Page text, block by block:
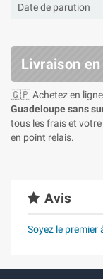
Date de parution
Livraison
🇬🇵 Achetez en ligne
Guadeloupe sans
tous les frais et
en point relais.
Avis
Soyez le premier